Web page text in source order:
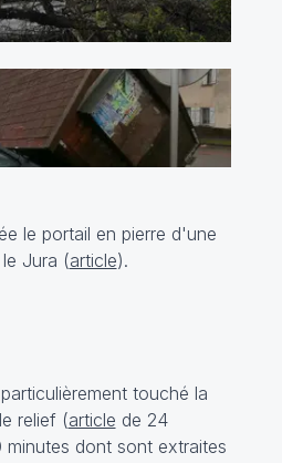
le portail en pierre d'une
Jura (article).
touché la
relief (article de 24
minutes dont sont extraites